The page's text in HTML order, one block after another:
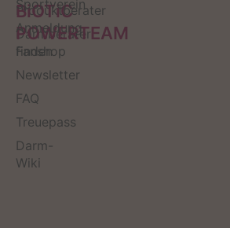
Produktberater
Darmberater
finden
Newsletter
FAQ
Treuepass
Darm-
Wiki
BiOTiC
POWERTEAM
Sportverein
Anmeldung
Fanshop